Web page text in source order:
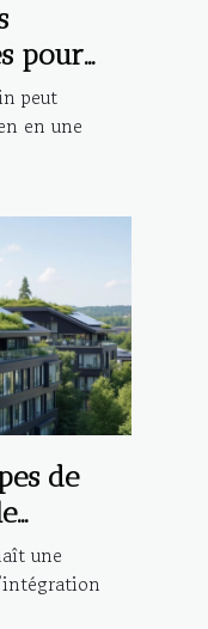
pour
de
peut
en une
de
une